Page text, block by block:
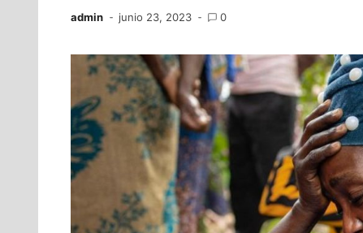
admin junio 23, 2023 0